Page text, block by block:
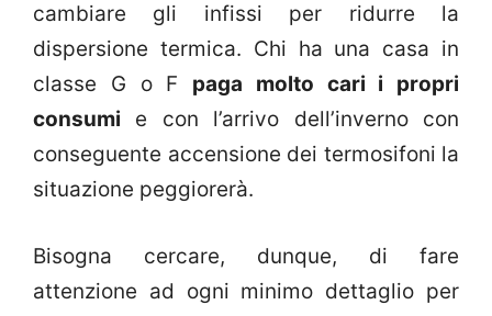
cambiare gli infissi per ridurre la
dispersione termica. Chi ha una casa in
classe G o F paga molto cari i propri
consumi e con l’arrivo dell’inverno con
conseguente accensione dei termosifoni la
situazione peggiorerà.
Bisogna cercare, dunque, di fare
attenzione ad ogni minimo dettaglio per